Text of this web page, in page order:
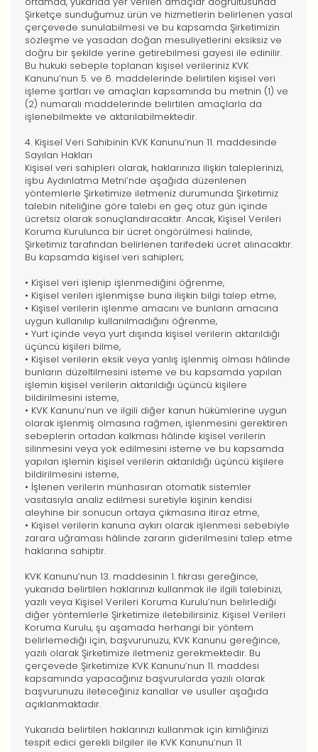
Şirketçe sunduğumuz ürün ve hizmetlerin belirlenen yasal
çerçevede sunulabilmesi ve bu kapsamda Şirketimizin
sözleşme ve yasadan doğan mesuliyetlerini eksiksiz ve
doğru bir şekilde yerine getirebilmesi gayesi ile edinilir.
Bu hukuki sebeple toplanan kişisel verileriniz KVK
Kanunu’nun 5. ve 6. maddelerinde belirtilen kişisel veri
işleme şartları ve amaçları kapsamında bu metnin (1) ve
(2) numaralı maddelerinde belirtilen amaçlarla da
işlenebilmekte ve aktarılabilmektedir.
4. Kişisel Veri Sahibinin KVK Kanunu’nun 11. maddesinde
Sayılan Hakları
Kişisel veri sahipleri olarak, haklarınıza ilişkin taleplerinizi,
işbu Aydınlatma Metni’nde aşağıda düzenlenen
yöntemlerle Şirketimize iletmeniz durumunda Şirketimiz
talebin niteliğine göre talebi en geç otuz gün içinde
ücretsiz olarak sonuçlandıracaktır. Ancak, Kişisel Verileri
Koruma Kurulunca bir ücret öngörülmesi halinde,
Şirketimiz tarafından belirlenen tarifedeki ücret alınacaktır.
Bu kapsamda kişisel veri sahipleri;
• Kişisel veri işlenip işlenmediğini öğrenme,
• Kişisel verileri işlenmişse buna ilişkin bilgi talep etme,
• Kişisel verilerin işlenme amacını ve bunların amacına
uygun kullanılıp kullanılmadığını öğrenme,
• Yurt içinde veya yurt dışında kişisel verilerin aktarıldığı
üçüncü kişileri bilme,
• Kişisel verilerin eksik veya yanlış işlenmiş olması hâlinde
bunların düzeltilmesini isteme ve bu kapsamda yapılan
işlemin kişisel verilerin aktarıldığı üçüncü kişilere
bildirilmesini isteme,
• KVK Kanunu’nun ve ilgili diğer kanun hükümlerine uygun
olarak işlenmiş olmasına rağmen, işlenmesini gerektiren
sebeplerin ortadan kalkması hâlinde kişisel verilerin
silinmesini veya yok edilmesini isteme ve bu kapsamda
yapılan işlemin kişisel verilerin aktarıldığı üçüncü kişilere
bildirilmesini isteme,
• İşlenen verilerin münhasıran otomatik sistemler
vasıtasıyla analiz edilmesi suretiyle kişinin kendisi
aleyhine bir sonucun ortaya çıkmasına itiraz etme,
• Kişisel verilerin kanuna aykırı olarak işlenmesi sebebiyle
zarara uğraması hâlinde zararın giderilmesini talep etme
haklarına sahiptir.
KVK Kanunu’nun 13. maddesinin 1. fıkrası gereğince,
yukarıda belirtilen haklarınızı kullanmak ile ilgili talebinizi,
yazılı veya Kişisel Verileri Koruma Kurulu’nun belirlediği
diğer yöntemlerle Şirketimize iletebilirsiniz. Kişisel Verileri
Koruma Kurulu, şu aşamada herhangi bir yöntem
belirlemediği için, başvurunuzu, KVK Kanunu gereğince,
yazılı olarak Şirketimize iletmeniz gerekmektedir. Bu
çerçevede Şirketimize KVK Kanunu’nun 11. maddesi
kapsamında yapacağınız başvurularda yazılı olarak
başvurunuzu ileteceğiniz kanallar ve usuller aşağıda
açıklanmaktadır.
Yukarıda belirtilen haklarınızı kullanmak için kimliğinizi
tespit edici gerekli bilgiler ile KVK Kanunu’nun 11.